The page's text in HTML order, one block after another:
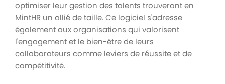
optimiser leur gestion des talents trouveront en
MintHR un allié de taille. Ce logiciel s'adresse
également aux organisations qui valorisent
l'engagement et le bien-être de leurs
collaborateurs comme leviers de réussite et de
compétitivité.